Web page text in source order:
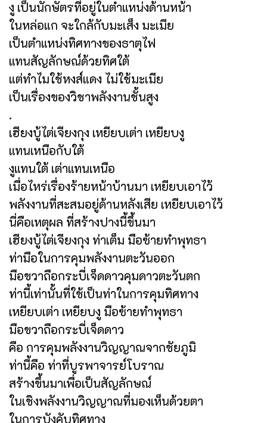
งู เป็นนักษัตรที่อยู่ในตำแหน่งด้านหน้า
ในหล่อแก จะใกล้กับมะเส็ง มะเมีย
เป็นตำแหน่งทิศทางของธาตุไฟ
แทนสัญลักษณ์ด้วยทิศใต้
แต่ทำไมใช้หงส์แดง ไม่ใช้มะเมีย
เป็นเรื่องของวิชาพลังงานชั้นสูง
.
เฮียงบู้ไต่เจียงกุง เหยียบเต่า เหยียบงู
แทนเหนือกับใต้
งูแทนใต้ เต่าแทนเหนือ
เมื่อไหร่เรื่องร้ายหน้าบ้านมา เหยียบเอาไว้
พลังงานที่สะสมอยู่ด้านหลังเสีย เหยียบเอาไว้
นี่คือเหตุผล ที่สร้างปางนี้ขึ้นมา
เฮียงบู้ไต่เจียงกุง ท่าเต็ม มือซ้ายทำพุทธา
ท่ามือในการคุมพลังงานตะวันออก
มือขวาถือกระบี่เจ็ดดาวคุมดาวตะวันตก
ท่านี้เท่านั้นที่ใช้เป็นท่าในการคุมทิศทาง
เหยียบเต่า เหยียบงู มือซ้ายทำพุทธา
มือขวาถือกระบี่เจ็ดดาว
คือ การคุมพลังงานวิญญาณจากชัยภูมิ
ท่านี้คือ ท่าที่บูรพาจารย์โบราณ
สร้างขึ้นมาเพื่อเป็นสัญลักษณ์
ในเชิงพลังงานวิญญาณที่มองเห็นด้วยตา
ในการบังคับทิศทาง